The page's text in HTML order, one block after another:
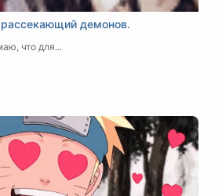
демонов.
что для...